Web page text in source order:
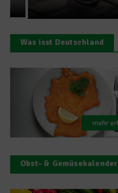
Was isst Deutschland
Obst- & Gemüsekalender